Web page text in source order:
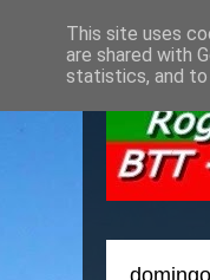
This site uses
are shared with
statistics, and to